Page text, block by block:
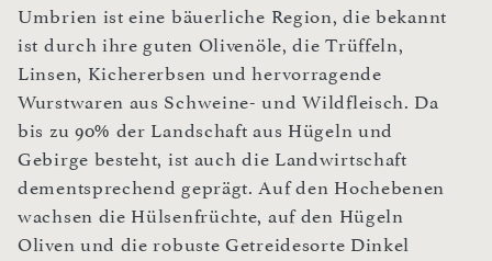
Umbrien ist eine bäuerliche Region, die bekannt
ist durch ihre guten Olivenöle, die Trüffeln,
Linsen, Kichererbsen und hervorragende
Wurstwaren aus Schweine- und Wildfleisch. Da
bis zu 90% der Landschaft aus Hügeln und
Gebirge besteht, ist auch die Landwirtschaft
dementsprechend geprägt. Auf den Hochebenen
wachsen die Hülsenfrüchte, auf den Hügeln
Oliven und die robuste Getreidesorte Dinkel